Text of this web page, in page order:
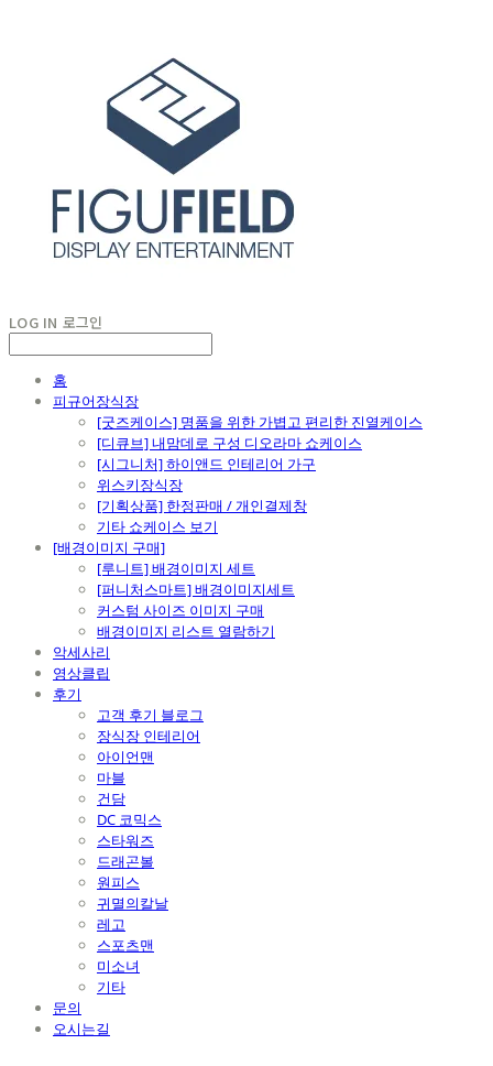
LOG IN 로그인
홈
피규어장식장
[굿즈케이스] 명품을 위한 가볍고 편리한 진열케이스
[디큐브] 내맘데로 구성 디오라마 쇼케이스
[시그니처] 하이앤드 인테리어 가구
위스키장식장
[기획상품] 한정판매 / 개인결제창
기타 쇼케이스 보기
[배경이미지 구매]
[루니트] 배경이미지 세트
[퍼니처스마트] 배경이미지세트
커스텀 사이즈 이미지 구매
배경이미지 리스트 열람하기
악세사리
영상클립
후기
고객 후기 블로그
장식장 인테리어
아이언맨
마블
건담
DC 코믹스
스타워즈
드래곤볼
원피스
귀멸의칼날
레고
스포츠맨
미소녀
기타
문의
오시는길